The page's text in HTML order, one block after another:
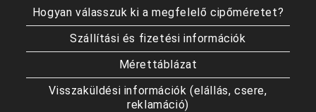
Hogyan válasszuk ki a megfelelő cipőméretet?
Szállítási és fizetési információk
Mérettáblázat
Visszaküldési információk (elállás, csere,
reklamáció)